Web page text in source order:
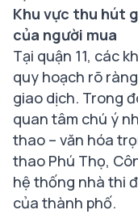
Khu vực thu hút
của người mua
Tại quận 11, các
quy hoạch rõ
giao dịch. Trong
quan tâm chú ý
thao – văn hóa
thao Phú Thọ,
hệ thống nhà thi
của thành phố.